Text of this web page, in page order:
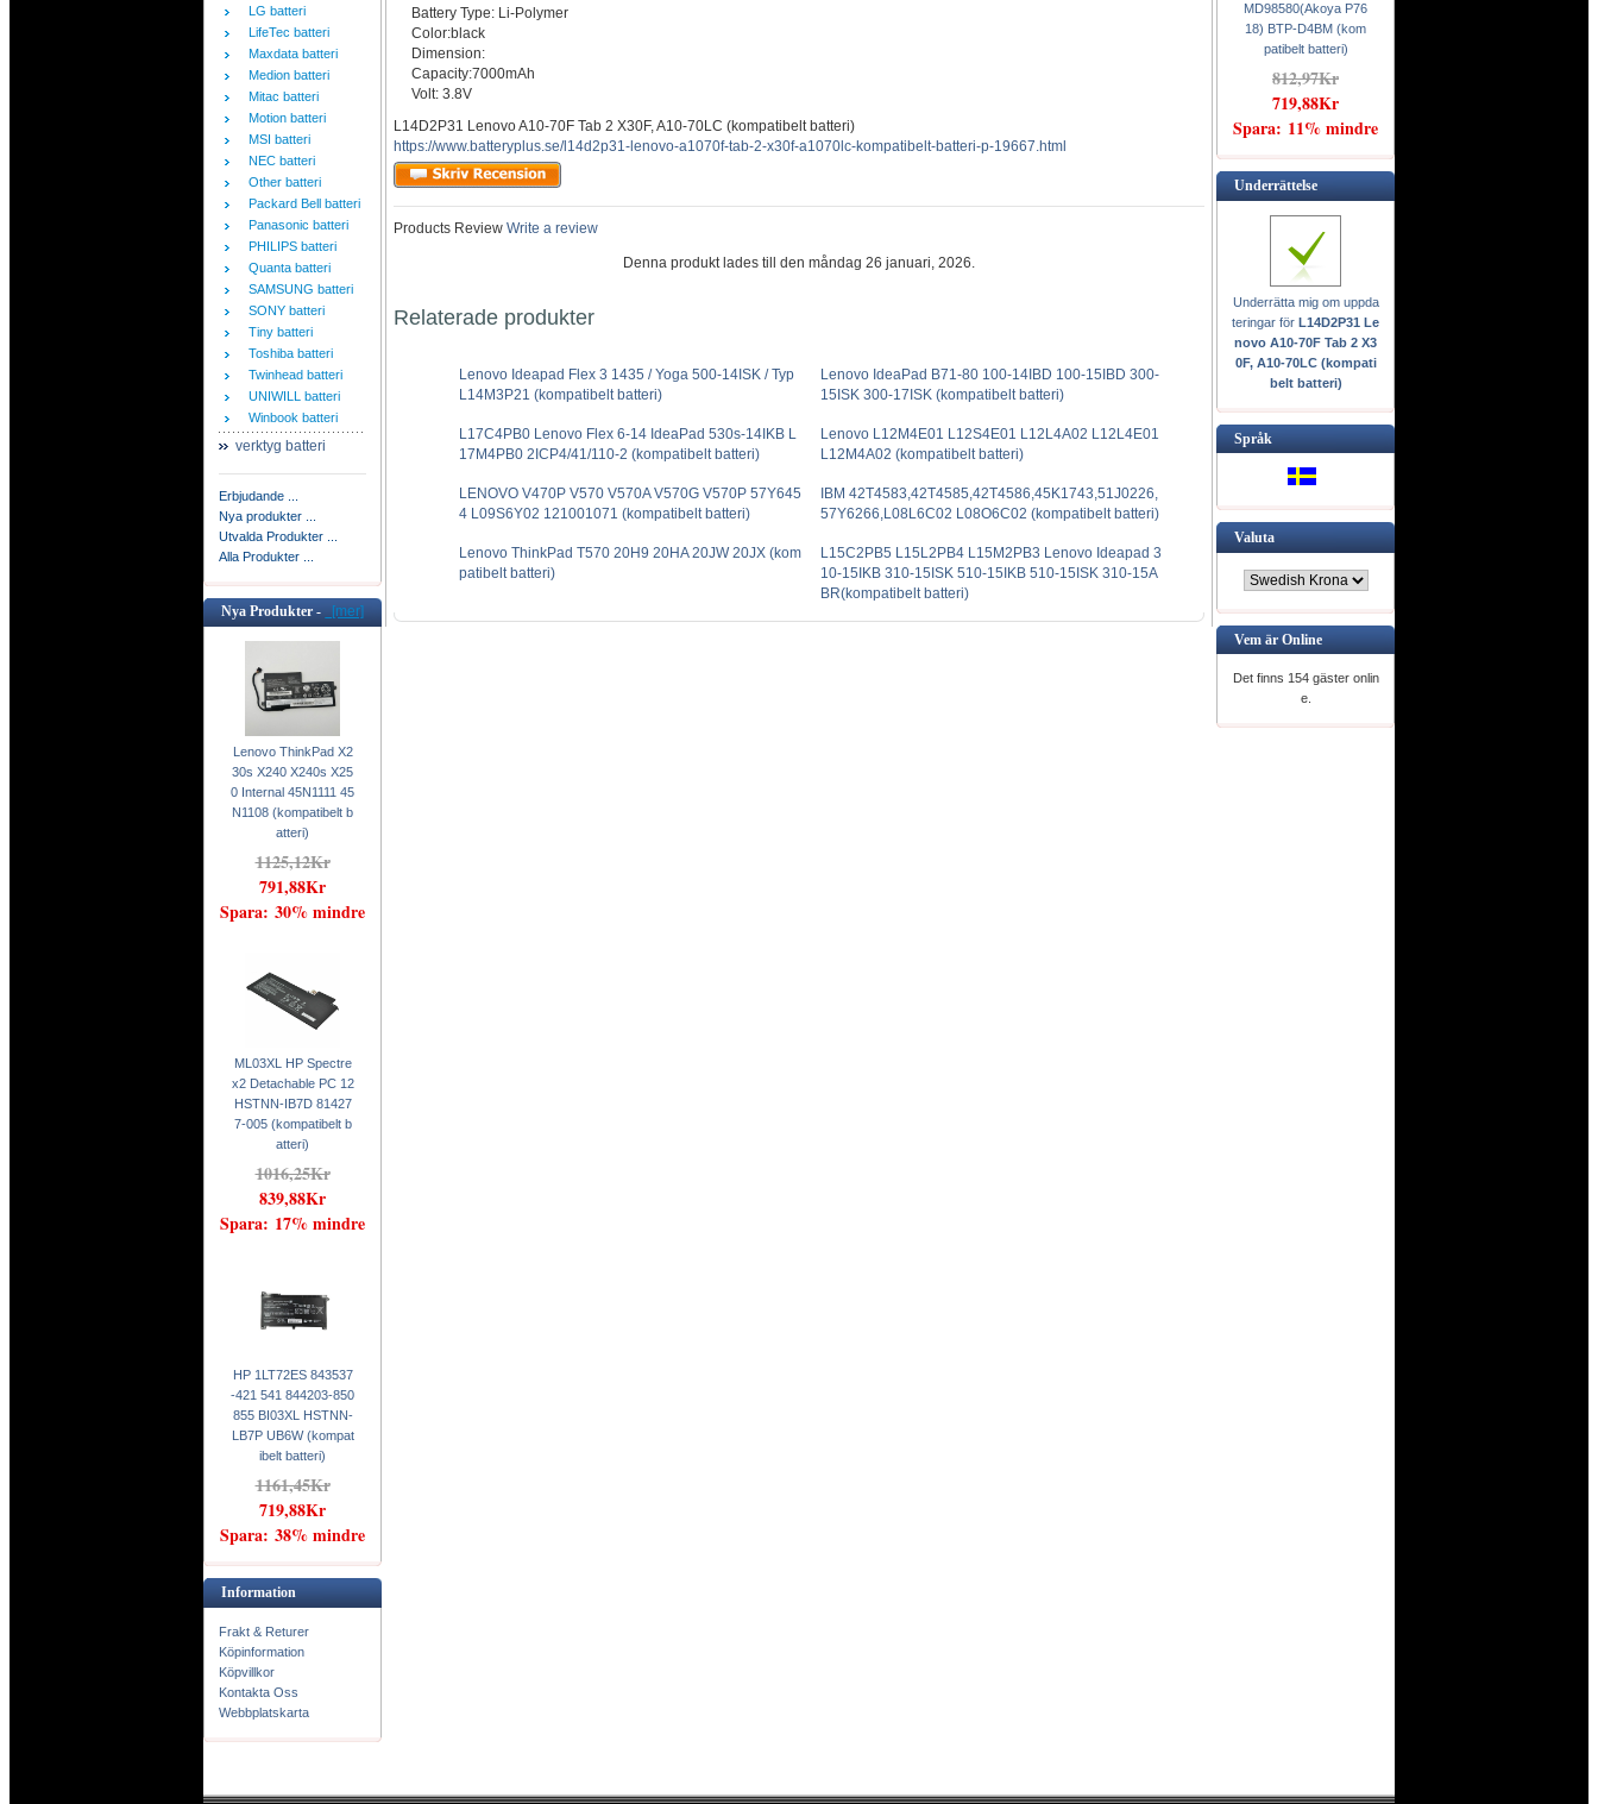
LG batteri
LifeTec batteri
Maxdata batteri
Medion batteri
Mitac batteri
Motion batteri
MSI batteri
NEC batteri
Other batteri
Packard Bell batteri
Panasonic batteri
PHILIPS batteri
Quanta batteri
SAMSUNG batteri
SONY batteri
Tiny batteri
Toshiba batteri
Twinhead batteri
UNIWILL batteri
Winbook batteri
verktyg batteri
Erbjudande ...
Nya produkter ...
Utvalda Produkter ...
Alla Produkter ...
Nya Produkter - [mer]
Lenovo ThinkPad X2
30s X240 X240s X25
0 Internal 45N1111 45
N1108 (kompatibelt b
atteri)
1125,12Kr
791,88Kr
Spara: 30% mindre
ML03XL HP Spectre
x2 Detachable PC 12
HSTNN-IB7D 81427
7-005 (kompatibelt b
atteri)
1016,25Kr
839,88Kr
Spara: 17% mindre
HP 1LT72ES 843537
-421 541 844203-850
855 BI03XL HSTNN-
LB7P UB6W (kompat
ibelt batteri)
1161,45Kr
719,88Kr
Spara: 38% mindre
Information
Frakt & Returer
Köpinformation
Köpvillkor
Kontakta Oss
Webbplatskarta
Battery Type: Li-Polymer
Color:black
Dimension:
Capacity:7000mAh
Volt: 3.8V
L14D2P31 Lenovo A10-70F Tab 2 X30F, A10-70LC (kompatibelt batteri)
https://www.batteryplus.se/l14d2p31-lenovo-a1070f-tab-2-x30f-a1070lc-kompatibelt-batteri-p-19667.html
Products Review Write a review
Denna produkt lades till den måndag 26 januari, 2026.
Relaterade produkter
Lenovo Ideapad Flex 3 1435 / Yoga 500-14ISK / Typ
L14M3P21 (kompatibelt batteri)
Lenovo IdeaPad B71-80 100-14IBD 100-15IBD 300-
15ISK 300-17ISK (kompatibelt batteri)
L17C4PB0 Lenovo Flex 6-14 IdeaPad 530s-14IKB L
17M4PB0 2ICP4/41/110-2 (kompatibelt batteri)
Lenovo L12M4E01 L12S4E01 L12L4A02 L12L4E01
L12M4A02 (kompatibelt batteri)
LENOVO V470P V570 V570A V570G V570P 57Y645
4 L09S6Y02 121001071 (kompatibelt batteri)
IBM 42T4583,42T4585,42T4586,45K1743,51J0226,
57Y6266,L08L6C02 L08O6C02 (kompatibelt batteri)
Lenovo ThinkPad T570 20H9 20HA 20JW 20JX (kom
patibelt batteri)
L15C2PB5 L15L2PB4 L15M2PB3 Lenovo Ideapad 3
10-15IKB 310-15ISK 510-15IKB 510-15ISK 310-15A
BR(kompatibelt batteri)
MD98580(Akoya P76
18) BTP-D4BM (kom
patibelt batteri)
812,97Kr
719,88Kr
Spara: 11% mindre
Underrättelse
Underrätta mig om uppda
teringar för L14D2P31 Le
novo A10-70F Tab 2 X3
0F, A10-70LC (kompati
belt batteri)
Språk
Valuta
Vem är Online
Det finns 154 gäster onlin
e.